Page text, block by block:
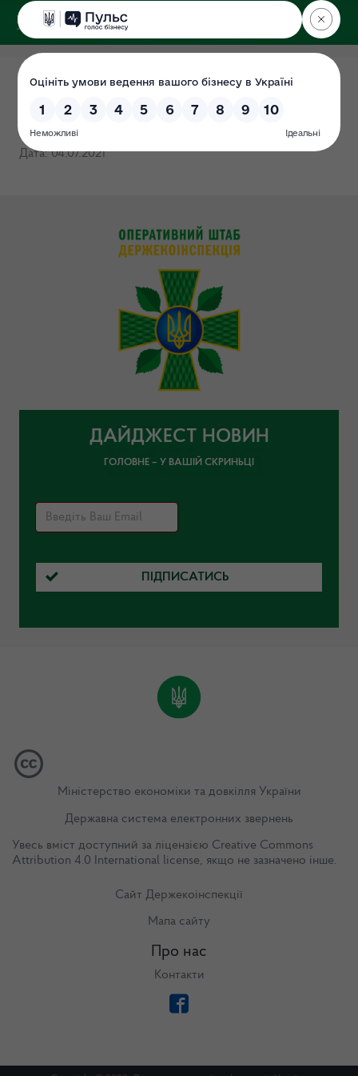
ДЕРЖЕКОІНСПЕКЦІЯ
Столичного округу
Державний екологічний
контроль
Дата: 04.07.2021
ДАЙДЖЕСТ НОВИН
ГОЛОВНЕ – У ВАШІЙ СКРИНЬЦІ
ПІДПИСАТИСЬ
Міністерство економіки та довкілля України
Державна система електронних звернень
Увесь вміст доступний за ліцензією Creative Commons
Attribution 4.0 International license, якщо не зазначено інше.
Сайт Держекоінспекції
Мапа сайту
Про нас
Контакти